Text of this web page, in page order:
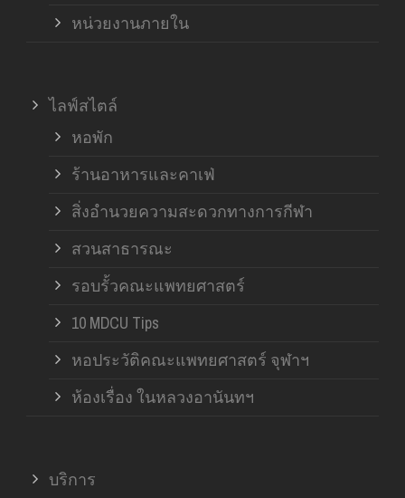
หน่วยงานภายใน
ไลฟ์สไตล์
หอพัก
ร้านอาหารและคาเฟ่
สิ่งอำนวยความสะดวกทางการกีฬา
สวนสาธารณะ
รอบรั้วคณะแพทยศาสตร์
10 MDCU Tips
หอประวัติคณะแพทยศาสตร์ จุฬาฯ
ห้องเรื่อง ในหลวงอานันทฯ
บริการ